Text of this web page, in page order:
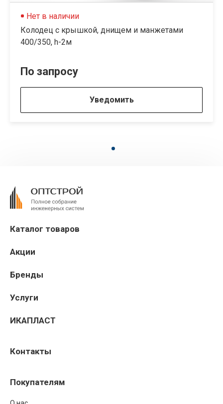
Нет в наличии
Колодец с крышкой, днищем и манжетами
400/350, h-2м
По запросу
Уведомить
Каталог товаров
Акции
Бренды
Услуги
ИКАПЛАСТ
Контакты
Покупателям